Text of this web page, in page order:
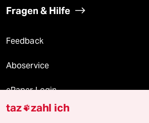
Fragen & Hilfe
Feedback
Aboservice
ePaper Login
Downloads für Abonnierende
taz zahl ich